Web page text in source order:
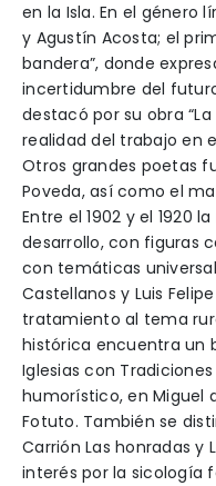
en la Isla. En el género
y Agustín Acosta; el
bandera”, donde
incertidumbre del
destacó por su obra
realidad del trabajo en
Otros grandes poetas
Poveda, así como el
Entre el 1902 y el 1920
desarrollo, con figuras
con temáticas
Castellanos y Luis
tratamiento al tema
histórica encuentra un
Iglesias con
humorístico, en Miguel
Fotuto. También se
Carrión Las honradas y
interés por la sicología